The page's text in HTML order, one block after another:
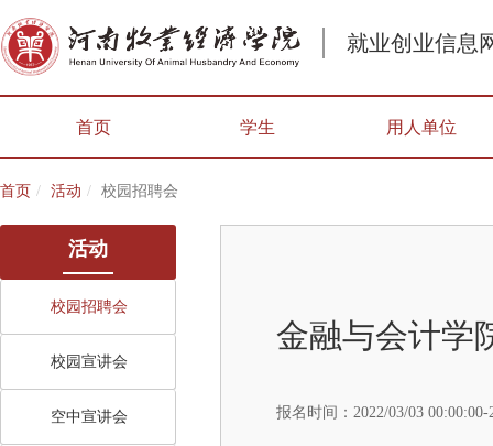
就业创业信息
首页 学生 用人单位
首页 活动 校园招聘会
活动
校园招聘会
校园宣讲会
空中宣讲会
金融与会计学
报名时间： 2022/03/03